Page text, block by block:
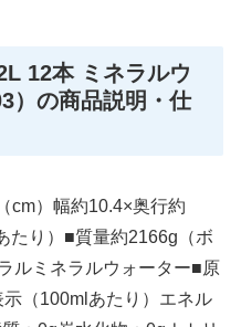
12本 ミネラルウ
）の商品説明・仕
cm）幅約10.4×奥行約
たり）■質量約2166g（ボ
ルミネラルウォーター■原
（100mlあたり）エネル